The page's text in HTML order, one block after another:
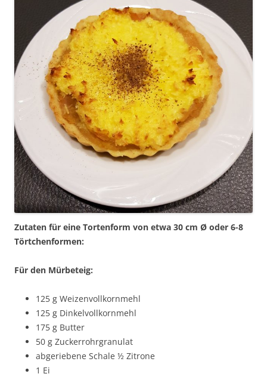
Zutaten für eine Tortenform von etwa 30 cm Ø oder 6-8
Törtchenformen:
Für den Mürbeteig:
125 g Weizenvollkornmehl
125 g Dinkelvollkornmehl
175 g Butter
50 g Zuckerrohrgranulat
abgeriebene Schale ½ Zitrone
1 Ei